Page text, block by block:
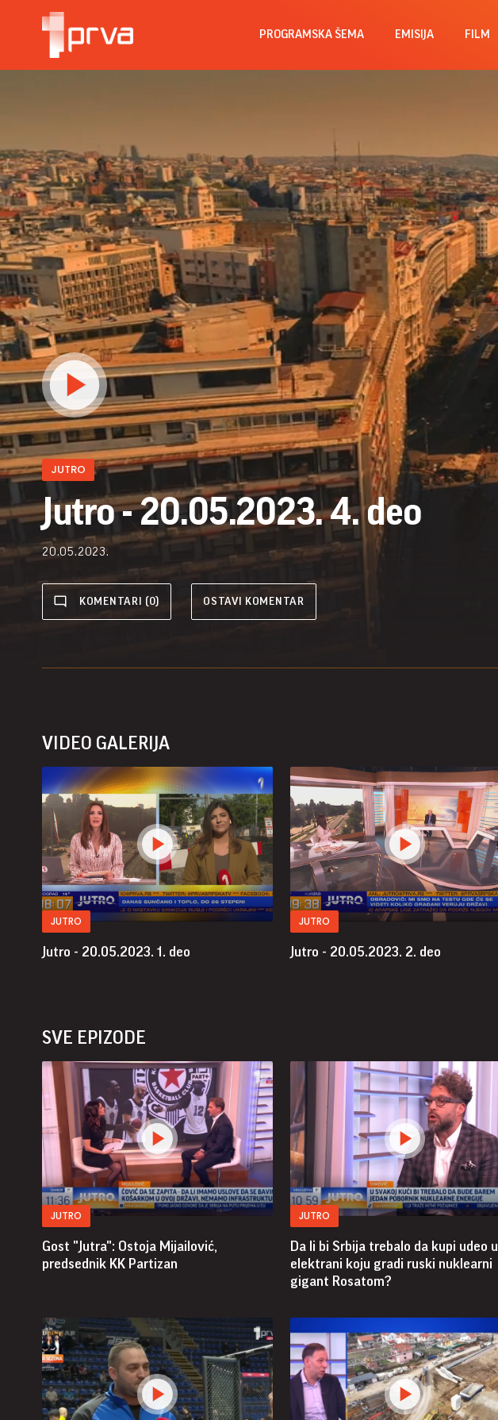
PROGRAMSKA ŠEMA EMISIJA FILM
JUTRO
Jutro - 20.05.2023. 4. deo
20.05.2023.
KOMENTARI (0) OSTAVI KOMENTAR
VIDEO GALERIJA
JUTRO
Jutro - 20.05.2023. 1. deo
JUTRO
Jutro - 20.05.2023. 2. deo
SVE EPIZODE
JUTRO
Gost "Jutra": Ostoja Mijailović,
predsednik KK Partizan
JUTRO
Da li bi Srbija trebalo da kupi udeo u
elektrani koju gradi ruski nuklearni
gigant Rosatom?